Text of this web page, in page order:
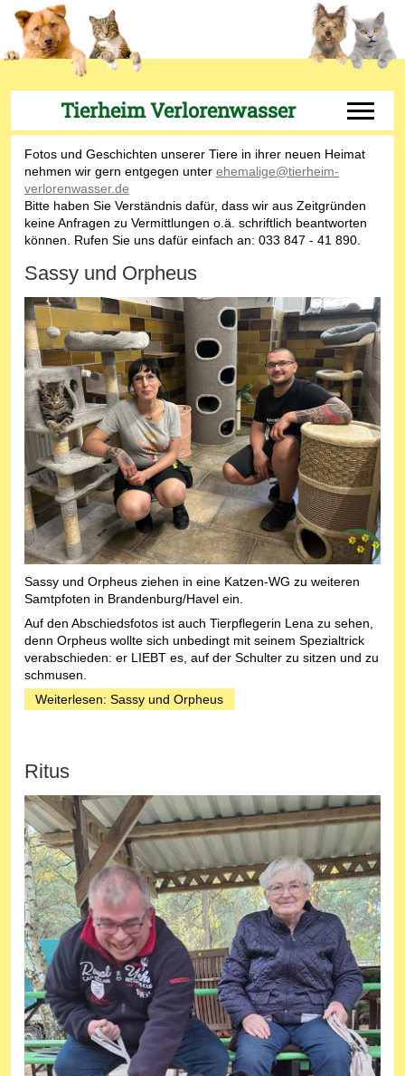
Tierheim Verlorenwasser Off-
Fotos und Geschichten unserer Tiere in ihrer neuen Heimat
nehmen wir gern entgegen unter ehemalige@tierheim-
verlorenwasser.de
Bitte haben Sie Verständnis dafür, dass wir aus Zeitgründen
keine Anfragen zu Vermittlungen o.ä. schriftlich beantworten
können. Rufen Sie uns dafür einfach an: 033 847 - 41 890.
Sassy und Orpheus
Sassy und Orpheus ziehen in eine Katzen-WG zu weiteren
Samtpfoten in Brandenburg/Havel ein.
Auf den Abschiedsfotos ist auch Tierpflegerin Lena zu sehen,
denn Orpheus wollte sich unbedingt mit seinem Spezialtrick
verabschieden: er LIEBT es, auf der Schulter zu sitzen und zu
schmusen.
Weiterlesen: Sassy und Orpheus
Ritus